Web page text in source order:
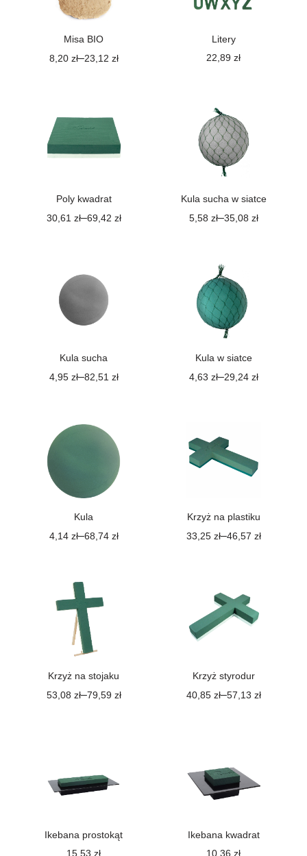
Misa BIO
8,20 zł–23,12 zł
Litery
22,89 zł
Poly kwadrat
30,61 zł–69,42 zł
Kula sucha w siatce
5,58 zł–35,08 zł
Kula sucha
4,95 zł–82,51 zł
Kula w siatce
4,63 zł–29,24 zł
Kula
4,14 zł–68,74 zł
Krzyż na plastiku
33,25 zł–46,57 zł
Krzyż na stojaku
53,08 zł–79,59 zł
Krzyż styrodur
40,85 zł–57,13 zł
Ikebana prostokąt
15,53 zł
Ikebana kwadrat
10,36 zł